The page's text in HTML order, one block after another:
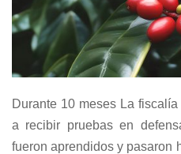
Durante 10 meses La
a recibir pruebas en
fueron aprendidos y pasaron